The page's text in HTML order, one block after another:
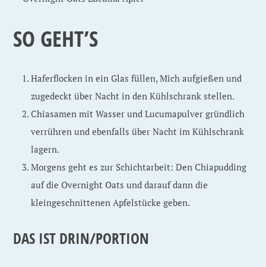
SO GEHT’S
Haferflocken in ein Glas füllen, Mich aufgießen und
zugedeckt über Nacht in den Kühlschrank stellen.
Chiasamen mit Wasser und Lucumapulver gründlich
verrühren und ebenfalls über Nacht im Kühlschrank
lagern.
Morgens geht es zur Schichtarbeit: Den Chiapudding
auf die Overnight Oats und darauf dann die
kleingeschnittenen Apfelstücke geben.
DAS IST DRIN/PORTION